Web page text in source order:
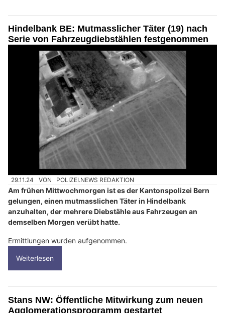
Hindelbank BE: Mutmasslicher Täter (19) nach
Serie von Fahrzeugdiebstählen festgenommen
29.11.24 VON POLIZEI.NEWS REDAKTION
Am frühen Mittwochmorgen ist es der Kantonspolizei Bern
gelungen, einen mutmasslichen Täter in Hindelbank
anzuhalten, der mehrere Diebstähle aus Fahrzeugen an
demselben Morgen verübt hatte.
Ermittlungen wurden aufgenommen.
Weiterlesen
Stans NW: Öffentliche Mitwirkung zum neuen
Agglomerationsprogramm gestartet